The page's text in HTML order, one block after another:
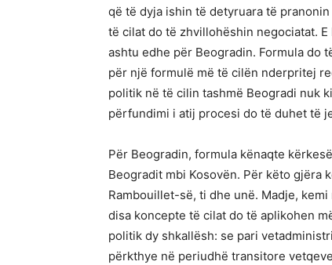
që të dyja ishin të detyruara të
të cilat do të zhvillohëshin negociatat.
ashtu edhe për Beogradin. Formula do
për një formulë më të cilën nderpritej
politik në të cilin tashmë Beogradi nuk
përfundimi i atij procesi do të duhet të
Për Beogradin, formula kënaqte
Beogradit mbi Kosovën. Për këto gjëra
Rambouillet-së, ti dhe unë. Madje,
disa koncepte të cilat do të aplikohen
politik dy shkallësh: se pari
përkthye në periudhë transitore